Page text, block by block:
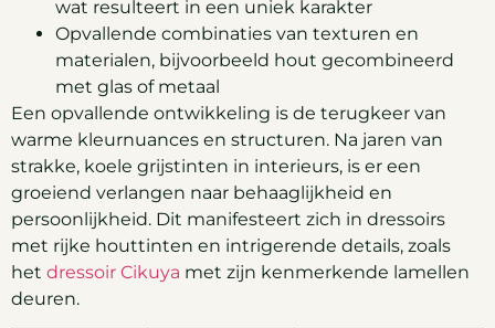
wat resulteert in een uniek karakter
Opvallende combinaties van texturen en
materialen, bijvoorbeeld hout gecombineerd
met glas of metaal
Een opvallende ontwikkeling is de terugkeer van
warme kleurnuances en structuren. Na jaren van
strakke, koele grijstinten in interieurs, is er een
groeiend verlangen naar behaaglijkheid en
persoonlijkheid. Dit manifesteert zich in dressoirs
met rijke houttinten en intrigerende details, zoals
het dressoir Cikuya met zijn kenmerkende lamellen
deuren.